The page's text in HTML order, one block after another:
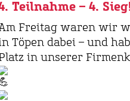
Teilnahme – 4.
Freitag waren wir
Töpen dabei – und
in unserer